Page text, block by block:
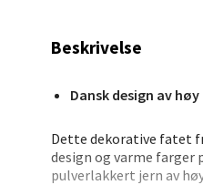
Beskrivelse
Dansk design av
Dette dekorative fatet
design og varme
pulverlakkert jern av